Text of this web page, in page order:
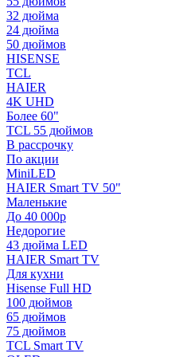
32 дюйма
24 дюйма
50 дюймов
HISENSE
TCL
HAIER
4K UHD
Более 60"
TCL 55 дюймов
В рассрочку
По акции
MiniLED
HAIER Smart TV 50"
Маленькие
До 40 000р
Недорогие
43 дюйма LED
HAIER Smart TV
Для кухни
Hisense Full HD
100 дюймов
65 дюймов
75 дюймов
TCL Smart TV